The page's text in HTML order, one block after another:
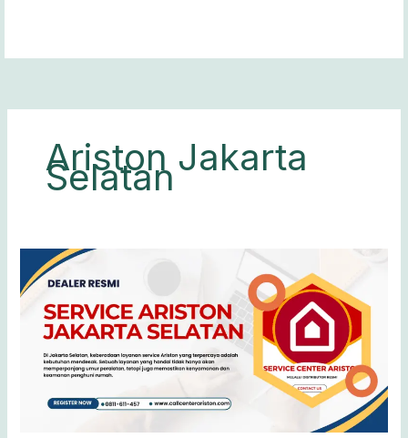
Ariston Jakarta
Selatan
Service
Ariston
Jakarta
Selatan
0811-